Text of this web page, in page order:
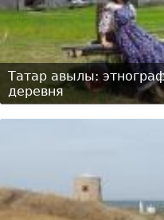
Татар авылы:
деревня